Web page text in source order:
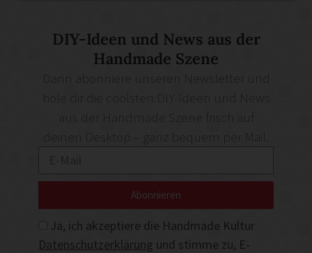
DIY-Ideen und News aus der
Handmade Szene
deinen Desktop – ganz bequem per Mail.
Ja, ich akzeptiere die Handmade Kultur
Datenschutzerklärung und stimme zu, E-
Abonnieren